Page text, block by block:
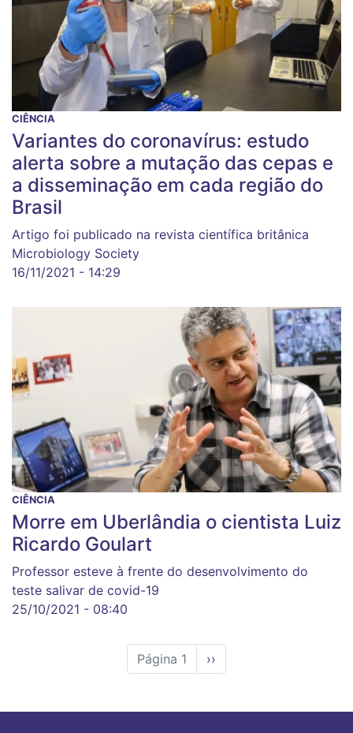
CIÊNCIA
Variantes do coronavírus: estudo
alerta sobre a mutação das cepas e
a disseminação em cada região do
Brasil
Artigo foi publicado na revista científica britânica
Microbiology Society
16/11/2021 - 14:29
CIÊNCIA
Morre em Uberlândia o cientista Luiz
Ricardo Goulart
Professor esteve à frente do desenvolvimento do
teste salivar de covid-19
25/10/2021 - 08:40
Página 1
Próxima
página
››